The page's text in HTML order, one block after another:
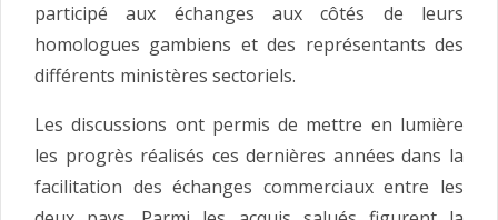
participé aux échanges aux côtés de leurs
homologues gambiens et des représentants des
différents ministères sectoriels.
Les discussions ont permis de mettre en lumière
les progrès réalisés ces dernières années dans la
facilitation des échanges commerciaux entre les